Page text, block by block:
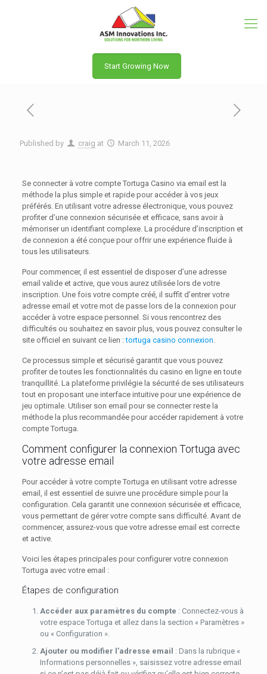
Start Growing Now
Published by craig at March 11, 2026
Se connecter à votre compte Tortuga Casino via email est la
méthode la plus simple et rapide pour accéder à vos jeux
préférés. En utilisant votre adresse électronique, vous pouvez
profiter d’une connexion sécurisée et efficace, sans avoir à
mémoriser un identifiant complexe. La procédure d’inscription et
de connexion a été conçue pour offrir une expérience fluide à
tous les utilisateurs.
Pour commencer, il est essentiel de disposer d’une adresse
email valide et active, que vous aurez utilisée lors de votre
inscription. Une fois votre compte créé, il suffit d’entrer votre
adresse email et votre mot de passe lors de la connexion pour
accéder à votre espace personnel. Si vous rencontrez des
difficultés ou souhaitez en savoir plus, vous pouvez consulter le
site officiel en suivant ce lien :tortuga casino connexion.
Ce processus simple et sécurisé garantit que vous pouvez
profiter de toutes les fonctionnalités du casino en ligne en toute
tranquillité. La plateforme privilégie la sécurité de ses utilisateurs
tout en proposant une interface intuitive pour une expérience de
jeu optimale. Utiliser son email pour se connecter reste la
méthode la plus recommandée pour accéder rapidement à votre
compte Tortuga.
Comment configurer la connexion Tortuga avec
votre adresse email
Pour accéder à votre compte Tortuga en utilisant votre adresse
email, il est essentiel de suivre une procédure simple pour la
configuration. Cela garantit une connexion sécurisée et efficace,
vous permettant de gérer votre compte sans difficulté. Avant de
commencer, assurez-vous que votre adresse email est correcte
et active.
Voici les étapes principales pour configurer votre connexion
Tortuga avec votre email :
Étapes de configuration
Accéder aux paramètres du compte : Connectez-vous à
votre espace Tortuga et allez dans la section « Paramètres »
ou « Configuration ».
Ajouter ou modifier l’adresse email : Dans la rubrique «
Informations personnelles », saisissez votre adresse email